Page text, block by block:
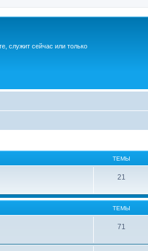
служит сейчас или только
ТЕМЫ
21
ТЕМЫ
71